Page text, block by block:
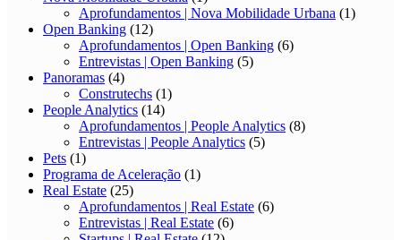
Aprofundamentos | Nova Mobilidade Urbana (1)
Open Banking (12)
Aprofundamentos | Open Banking (6)
Entrevistas | Open Banking (5)
Panoramas (4)
Construtechs (1)
People Analytics (14)
Aprofundamentos | People Analytics (8)
Entrevistas | People Analytics (5)
Pets (1)
Programa de Aceleração (1)
Real Estate (25)
Aprofundamentos | Real Estate (6)
Entrevistas | Real Estate (6)